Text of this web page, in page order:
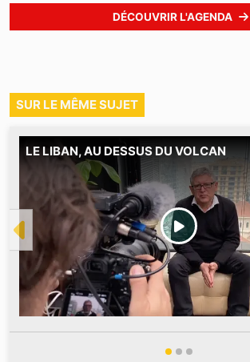
DÉCOUVRIR L'AGENDA
SUR LE MÊME SUJET
LE LIBAN, AU DESSUS DU VOLCAN